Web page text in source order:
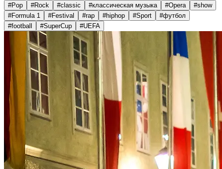
#Pop #Rock #classic #классическая музыка #Opera #show
#Formula 1 #Festival #rap #hiphop #Sport #футбол
#football #SuperCup #UEFA